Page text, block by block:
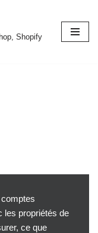
Shopify
les propriétés de
ce que